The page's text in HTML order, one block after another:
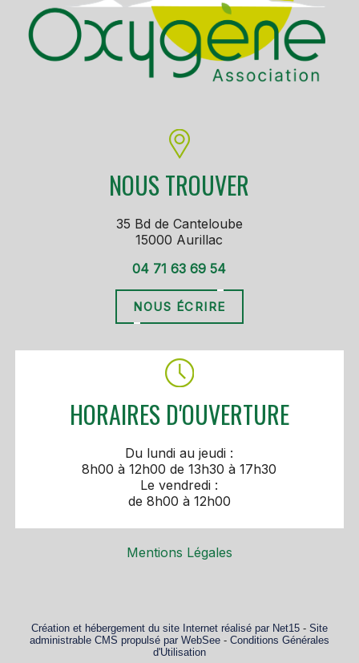
NOUS TROUVER
35 Bd de Canteloube
15000 Aurillac
04 71 63 69 54
NOUS ÉCRIRE
HORAIRES D'OUVERTURE
Du lundi au jeudi :
8h00 à 12h00 de 13h30 à 17h30
Le vendredi :
de 8h00 à 12h00
Mentions Légales
Création et hébergement du site Internet réalisé par Net15 - Site
administrable CMS propulsé par WebSee - Conditions Générales
d'Utilisation